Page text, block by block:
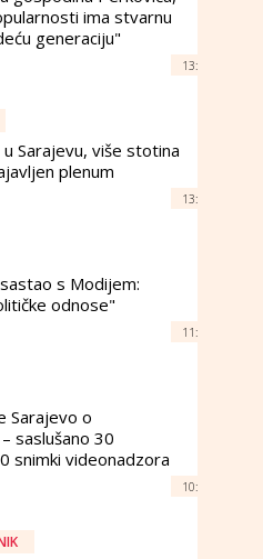
ima stvarnu
generaciju"
13:
Sarajevu, više stotina
plenum
13:
s Modijem:
odnose"
11:
Sarajevo o
saslušano 30
snimki videonadzora
10: